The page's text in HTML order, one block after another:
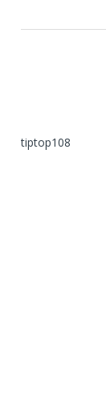
tiptop108